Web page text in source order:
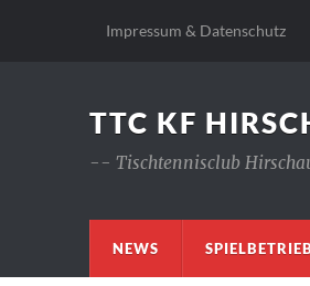
Impressum & Datenschutz
TTC KF
-- Tischtennisclub
NEWS SPIELBETRIEB